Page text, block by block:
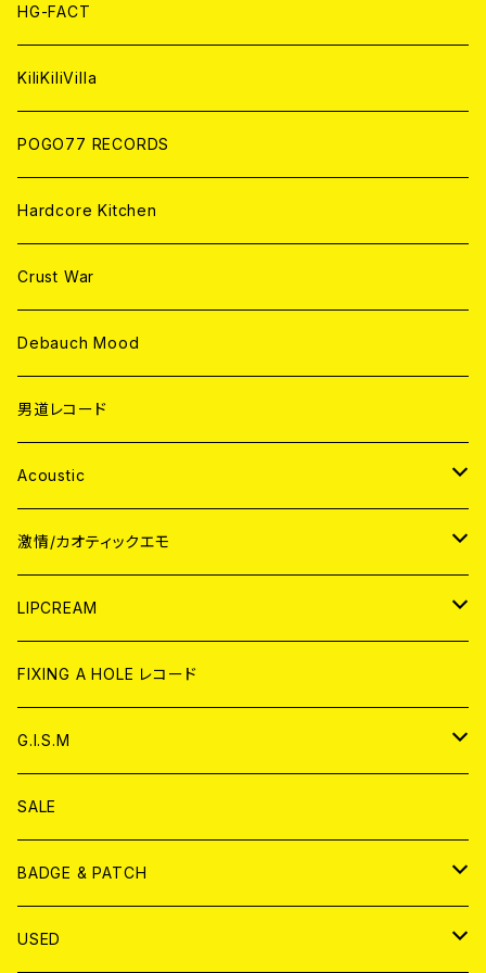
CD
ANALOG
HG-FACT
KiliKiliVilla
POGO77 RECORDS
Hardcore Kitchen
Crust War
Debauch Mood
男道レコード
Acoustic
JAPAN
CD
ANALOG
WORLD
CD
ANALOG
激情/カオティックエモ
JAPAN
CD
ANALOG
WORLD
CD
ANALOG
LIPCREAM
CD
アナログ
DVD
T-shirt & WEAR
FIXING A HOLE レコード
G.I.S.M
CD
ANALOG
T-SHIRT & WEAR
SALE
BADGE & PATCH
BADGE
USED